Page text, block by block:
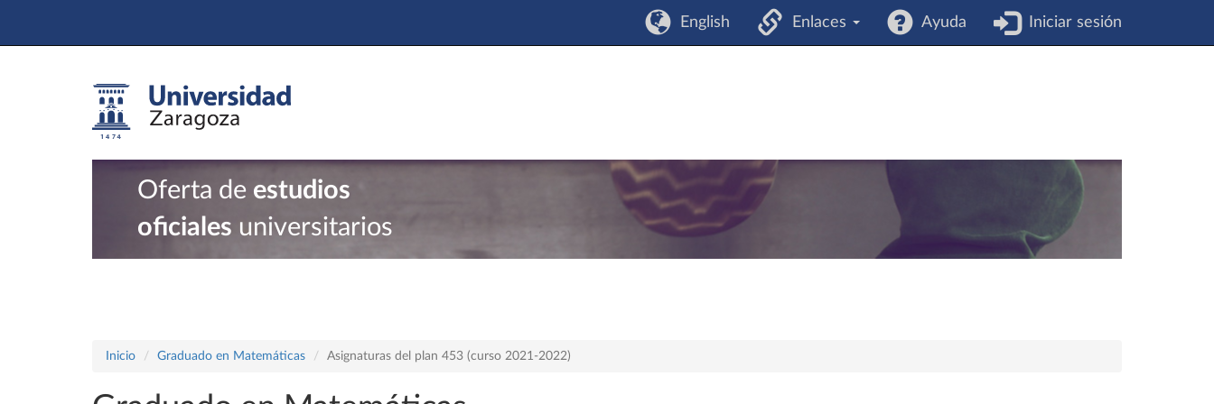
English Enlaces Ayuda Iniciar sesión
Oferta de estudios
oficiales universitarios
Inicio Graduado en Matemáticas Asignaturas del plan 453 (curso 2021-2022)